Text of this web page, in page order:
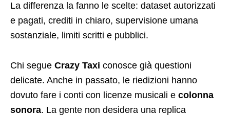
La differenza la fanno le scelte: dataset autorizzati
e pagati, crediti in chiaro, supervisione umana
sostanziale, limiti scritti e pubblici.
Chi segue Crazy Taxi conosce già questioni
delicate. Anche in passato, le riedizioni hanno
dovuto fare i conti con licenze musicali e colonna
sonora. La gente non desidera una replica